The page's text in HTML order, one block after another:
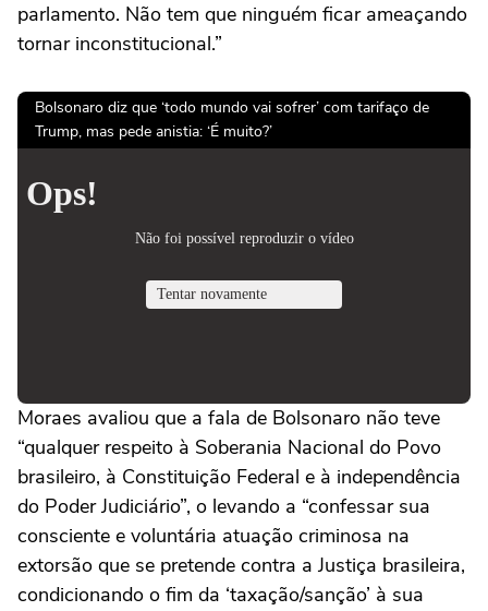
parlamento. Não tem que ninguém ficar ameaçando
tornar inconstitucional.”
Bolsonaro diz que ‘todo mundo vai sofrer’ com tarifaço de
Trump, mas pede anistia: ‘É muito?’
Moraes avaliou que a fala de Bolsonaro não teve
“qualquer respeito à Soberania Nacional do Povo
brasileiro, à Constituição Federal e à independência
do Poder Judiciário”, o levando a “confessar sua
consciente e voluntária atuação criminosa na
extorsão que se pretende contra a Justiça brasileira,
condicionando o fim da ‘taxação/sanção’ à sua